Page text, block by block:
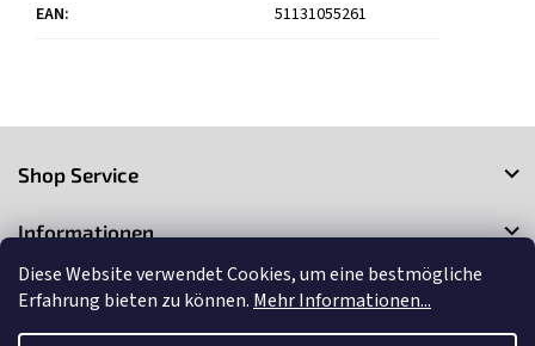
Diese Website verwendet Cookies, um eine bestmögliche
Erfahrung bieten zu können. Mehr Informationen...
EAN: 51131055261
e
Shop Service
Informationen
Kontakt